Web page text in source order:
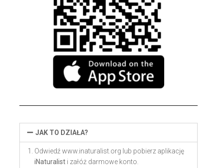
JAK TO DZIAŁA?
Odwiedź www.inaturalist.org lub pobierz aplikację
iNaturalist i załóż darmowe konto.